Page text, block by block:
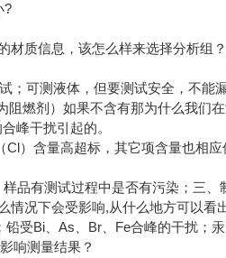
?
材质信息，该怎么样来选择分析组
；可测液体，但要测试安全，不能漏
燃剂）如果不含有那为什么我们
峰干扰引起的。
）含量高超标，其它项含量也相
品有测试过程中是否有污染；三、
情况下会受影响,从什么地方可以看
受Bi、As、Br、Fe合峰的干扰；
响测量结果？